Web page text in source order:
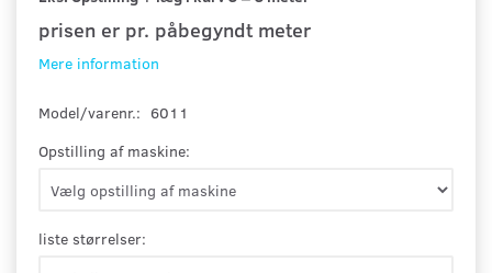
prisen er pr. påbegyndt meter
Mere information
Model/varenr.: 6011
Opstilling af maskine:
liste størrelser: